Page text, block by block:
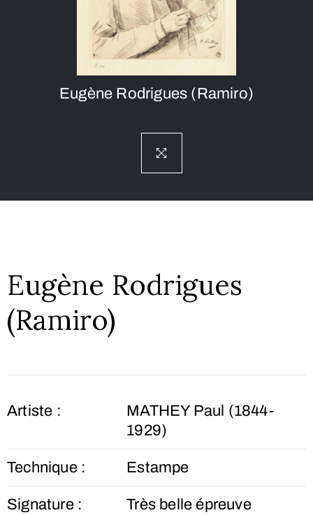
Eugène Rodrigues (Ramiro)
Eugène Rodrigues
(Ramiro)
Artiste :
MATHEY Paul (1844-
1929)
Technique : Estampe
Signature :
Très belle épreuve